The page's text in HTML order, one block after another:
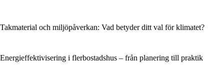
Takmaterial och miljöpåverkan: Vad betyder ditt val för klimatet?
Energieffektivisering i flerbostadshus – från planering till praktik